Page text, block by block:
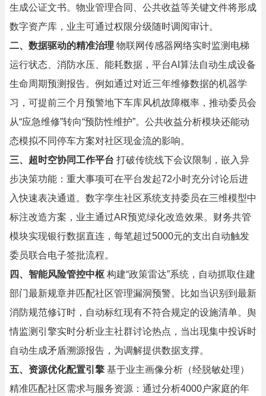
生成公证文书。物业管理合同、公共收益等关键文件将形成
数字资产库，业主可通过权限分级随时调阅审计。
二、数据驱动的精准治理 物联网传感器网络实时监测电梯
运行状态、消防水压、能耗数据，平台AI算法自动生成设备
生命周期预测报告。例如通过对近三年维修数据的机器学
习，可提前三个月预警地下车库风机故障概率，推动委员会
从“应急维修”转向“预防性维护”。公共收益分析模块还能动
态模拟不同停车方案对社区现金流的影响。
三、超时空协同工作平台 打破传统线下会议限制，嵌入异
步决策功能：重大事项可在平台发起72小时充分讨论后进
入快速表决通道。数字孪生社区系统支持委员在三维模型中
标注改造方案，业主通过AR预览绿化改造效果。财务共管
模块实现银行数据直连，每笔超过5000元的支出自动触发
委员联合电子签批流程。
四、智能风险管控中枢 构建“政策雷达”系统，自动抓取住建
部门最新规章并匹配社区管理漏洞预警。比如当识别到最新
消防规范修订时，自动标红现有不符合规定的设施清单。舆
情监测引擎实时分析业主社群讨论热点，当出现集中投诉时
自动生成矛盾溯源报告，为调解提供数据支撑。
五、资源优化配置引擎 基于业主画像分析（经脱敏处理）
精准匹配社区需求与服务资源：通过分析4000户家庭的年